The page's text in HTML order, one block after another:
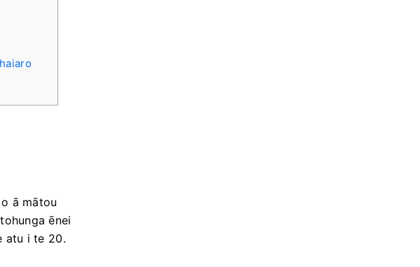
ā mātou
ēnei
atu i te 20.